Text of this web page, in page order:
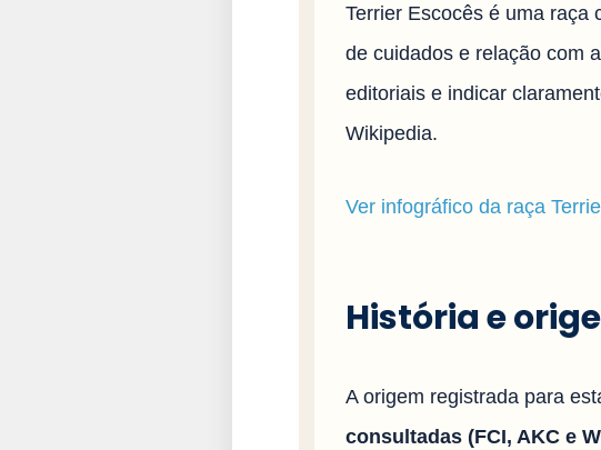
Terrier Escocês é uma raça
de cuidados e relação com
editoriais e indicar
Wikipedia.
Ver infográfico da raça
História e
A origem registrada para
consultadas (FCI, AKC e